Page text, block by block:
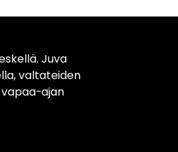
Juva
valtateiden
vapaa-ajan